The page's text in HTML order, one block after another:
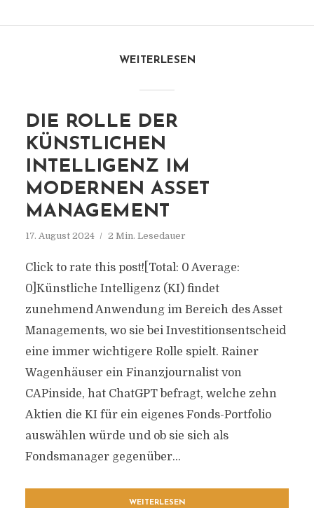
WEITERLESEN
DIE ROLLE DER
KÜNSTLICHEN
INTELLIGENZ IM
MODERNEN ASSET
MANAGEMENT
17. August 2024 2 Min. Lesedauer
Click to rate this post![Total: 0 Average:
0]Künstliche Intelligenz (KI) findet
zunehmend Anwendung im Bereich des Asset
Managements, wo sie bei Investitionsentscheid
eine immer wichtigere Rolle spielt. Rainer
Wagenhäuser ein Finanzjournalist von
CAPinside, hat ChatGPT befragt, welche zehn
Aktien die KI für ein eigenes Fonds-Portfolio
auswählen würde und ob sie sich als
Fondsmanager gegenüber...
WEITERLESEN